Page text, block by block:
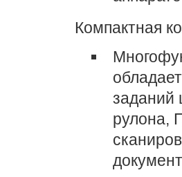
Компактная
заданий
рулона,